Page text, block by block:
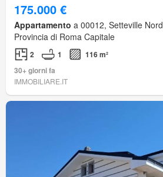
175.000 €
Appartamento a 00012, Setteville
Provincia di Roma Capitale
2 1
116 m²
30+ giorni fa
IMMOBILIARE.IT